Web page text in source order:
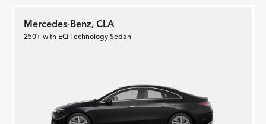
Mercedes-Benz, CLA
250+ with EQ Technology Sedan